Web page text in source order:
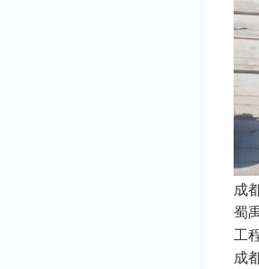
成
蜀
工
成